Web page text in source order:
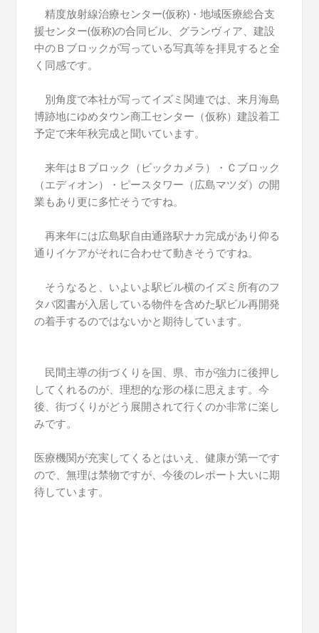
精度放射線治療センター(仮称)・地域医療総合支
援センター(仮称)の合同ビル、グランヴィア、建設
中のＢブロックが写っている写真等を拝見すると全
く同感です。
別角度で本社が写ってイズミ関連では、来月海島
博跡地にゆめタウン商工センター（仮称）建設着工
予定で来年秋完成と聞いています。
来年はＢブロック（ビックカメラ）・Ｃブロック
（エディオン）・ピースタワー（広島マツダ）の開
業もあり更に多忙そうですね。
再来年には広島駅自由通路駅ナカ完成があり仰る
通りイケアがそれに合わせて動きそうですね。
そうなると、いよいよ駅ビル横のイズミ所有のフ
タバ図書が入居している物件を含めた駅ビル再開発
の着手するのではないかと期待しています。
民間主導の街づくりを国、県、市が強力に後押し
してくれるのが、理想的な形の様に思えます。今
後、街づくりがどう展開されて行くのか非常に楽し
みです。
医療機関が充実してくるとはいえ、健康が第一です
ので、無理は禁物ですが、今後のレポート大いに期
待しています。